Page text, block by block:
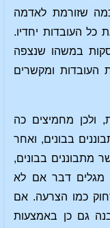
שזורמת לאדמה
העובדות יחדיו.
במשהו שנצפה
העובדות ומקשרים
ולכן מחמיצים כה
בבונים, ואחר
מתבוננים בבונים,
דבר אם לא
כמו הצרעה. אם
גם כן באמצעות